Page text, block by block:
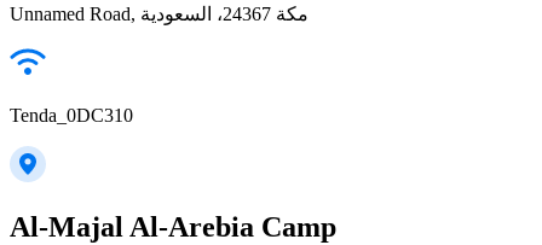
Unnamed Road, مكة 24367، السعودية
Tenda_0DC310
Al-Majal Al-Arebia Camp